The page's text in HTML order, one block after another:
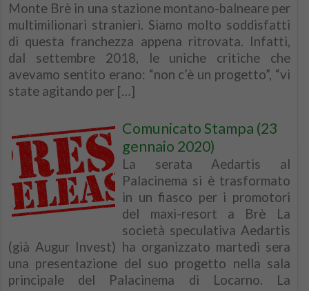
Monte Brè in una stazione montano-balneare per
multimilionari stranieri. Siamo molto soddisfatti
di questa franchezza appena ritrovata. Infatti,
dal settembre 2018, le uniche critiche che
avevamo sentito erano: “non c’è un progetto”, “vi
state agitando per […]
Comunicato Stampa (23
gennaio 2020)
La serata Aedartis al
Palacinema si è trasformato
in un fiasco per i promotori
del maxi-resort a Brè La
società speculativa Aedartis
(già Augur Invest) ha organizzato martedì sera
una presentazione del suo progetto nella sala
principale del Palacinema di Locarno. La